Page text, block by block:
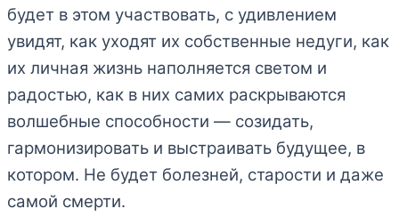
будет в этом участвовать, с удивлением
увидят, как уходят их собственные недуги, как
их личная жизнь наполняется светом и
радостью, как в них самих раскрываются
волшебные способности — созидать,
гармонизировать и выстраивать будущее, в
котором. Не будет болезней, старости и даже
самой смерти.